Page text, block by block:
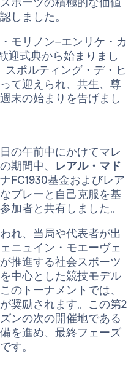
しました。
モリノン–エンリケ・カ
迎式典から始まりまし
ポルティング・デ・ヒ
て迎えられ、共生、尊
末の始まりを告げまし
の午前中にかけてマレ
期間中、 レアル・マド
FC1930基金およびレア
プレーと自己克服を基
加者と共有しました。
れ、当局や代表者が出
ニュイン・モエーヴェ
が推進する社会スポーツ
中心とした競技モデル
のトーナメントでは、
奨励されます。この第2
ンの次の開催地である
を進め、最終フェーズ
す。